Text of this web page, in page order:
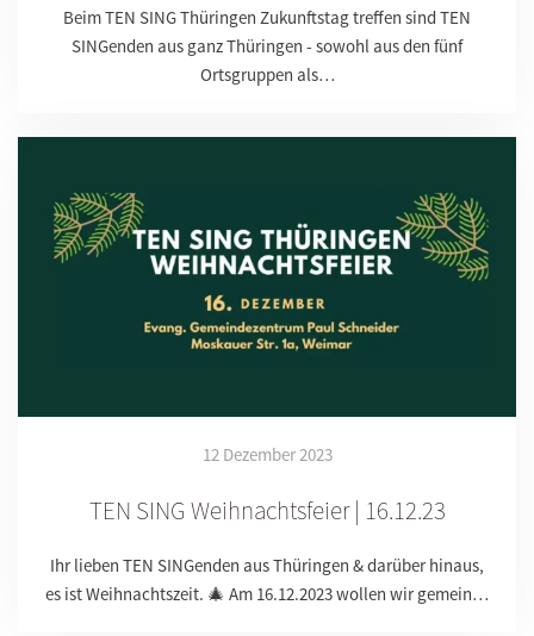
Beim TEN SING Thüringen Zukunftstag treffen sind TEN
SINGenden aus ganz Thüringen - sowohl aus den fünf
Ortsgruppen als…
12 Dezember 2023
TEN SING Weihnachtsfeier | 16.12.23
Ihr lieben TEN SINGenden aus Thüringen & darüber hinaus,
es ist Weihnachtszeit. 🎄 Am 16.12.2023 wollen wir gemein…